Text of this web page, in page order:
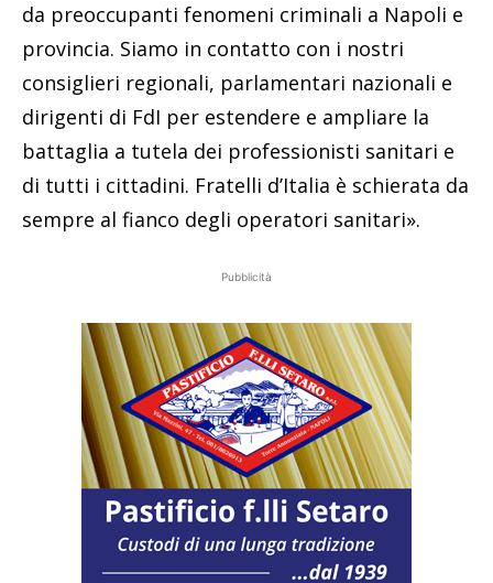
da preoccupanti fenomeni criminali a Napoli e
provincia. Siamo in contatto con i nostri
consiglieri regionali, parlamentari nazionali e
dirigenti di FdI per estendere e ampliare la
battaglia a tutela dei professionisti sanitari e
di tutti i cittadini. Fratelli d’Italia è schierata da
sempre al fianco degli operatori sanitari».
Pubblicità